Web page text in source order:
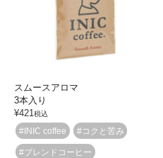
スムースアロマ
3本入り
¥421税込
#INIC coffee #コクと苦み
#ブレンドコーヒー